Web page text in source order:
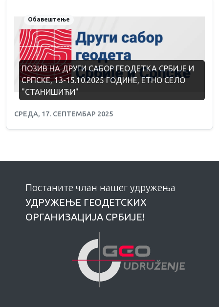
Обавештење
ПОЗИВ НА ДРУГИ САБОР ГЕОДЕТКА СРБИЈЕ И
СРПСКЕ, 13-15.10.2025 ГОДИНЕ, ЕТНО СЕЛО
"СТАНИШИЋИ"
СРЕДА, 17. СЕПТЕМБАР 2025
Постаните члан нашег удружења
УДРУЖЕЊE ГЕОДЕТСКИХ
ОРГАНИЗАЦИЈА СРБИЈЕ!